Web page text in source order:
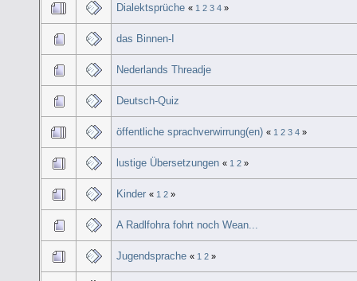
Dialektsprüche« 1 2 3 4 »
das Binnen-I
Nederlands Threadje
Deutsch-Quiz
öffentliche sprachverwirrung(en) « 1 2 3 4 »
lustige Übersetzungen « 1 2 »
Kinder « 1 2 »
A Radlfohra fohrt noch Wean...
Jugendsprache « 1 2 »